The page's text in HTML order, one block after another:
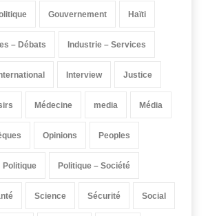
Gouvernement Haïti
– Débats Industrie – Services
Interview Justice
Médecine media Média
Opinions Peoples
Politique Politique – Société
Science Sécurité Social